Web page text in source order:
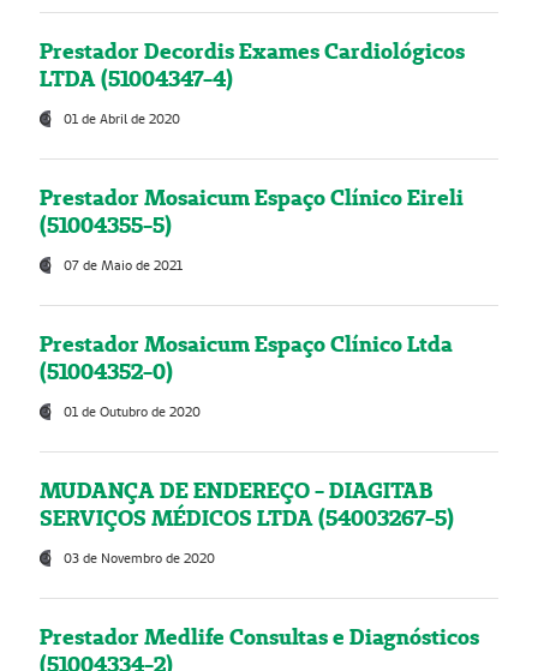
Prestador Decordis Exames Cardiológicos
LTDA (51004347-4)
01 de Abril de 2020
Prestador Mosaicum Espaço Clínico Eireli
(51004355-5)
07 de Maio de 2021
Prestador Mosaicum Espaço Clínico Ltda
(51004352-0)
01 de Outubro de 2020
MUDANÇA DE ENDEREÇO - DIAGITAB
SERVIÇOS MÉDICOS LTDA (54003267-5)
03 de Novembro de 2020
Prestador Medlife Consultas e Diagnósticos
(51004334-2)